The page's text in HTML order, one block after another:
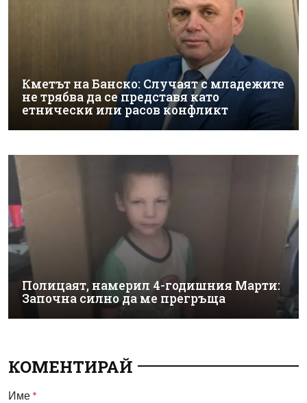
Кметът на Банско: Случаят с младежите
не трябва да се представя като
етнически или расов конфликт
Полицаят, намерил 4-годишния Марти:
Започна силно да ме прегръща
КОМЕНТИРАЙ
Име *